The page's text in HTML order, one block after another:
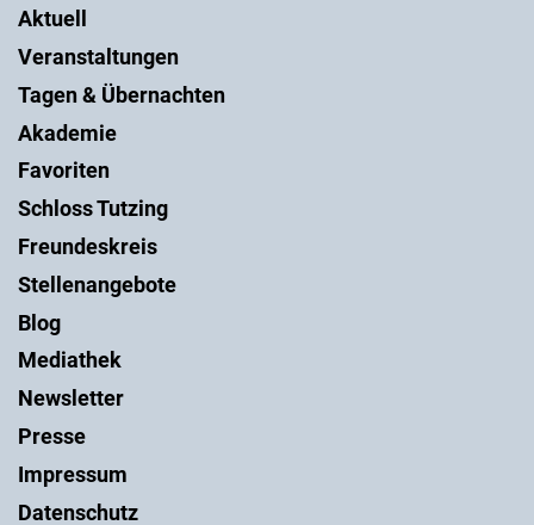
Aktuell
Veranstaltungen
Tagen & Übernachten
Akademie
Favoriten
Schloss Tutzing
Freundeskreis
Stellenangebote
Blog
Mediathek
Newsletter
Presse
Impressum
Datenschutz